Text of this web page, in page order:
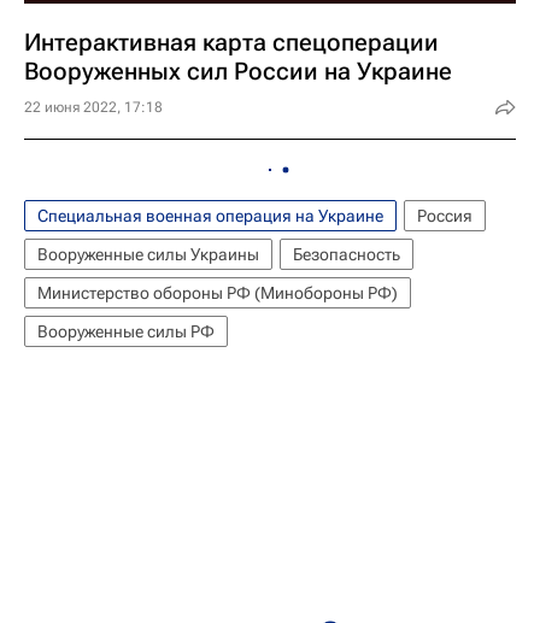
Интерактивная карта спецоперации
Вооруженных сил России на Украине
22 июня 2022, 17:18
Специальная военная операция на Украине
Россия
Вооруженные силы Украины
Безопасность
Министерство обороны РФ (Минобороны РФ)
Вооруженные силы РФ